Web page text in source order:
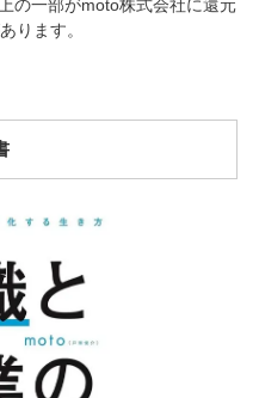
の一部がmoto株式会社に還元
ります。